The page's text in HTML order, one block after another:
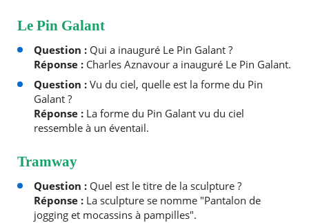
RECHERCHER ...
Le Pin Galant
Question : Qui a inauguré Le Pin Galant ?
Réponse :Charles Aznavour a inauguré Le Pin Galant.
Question :Vu du ciel, quelle est la forme du Pin
Galant ?
Réponse :La forme du Pin Galant vu du ciel
ressemble à un éventail.
Tramway
Question : Quel est le titre de la sculpture ?
Réponse :La sculpture se nomme "Pantalon de
jogging et mocassins à pampilles".